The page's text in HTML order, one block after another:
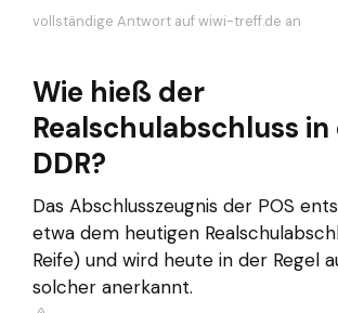
vollständige Antwort auf wiwi-treff.de an
Wie hieß der
Realschulabschluss
DDR?
Das Abschlusszeugnis der POS
etwa dem heutigen
Reife) und wird heute in der Regel
solcher anerkannt.